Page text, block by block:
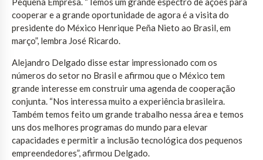
cooperar e a grande oportunidade de agora é a visita do
presidente do México Henrique Peña Nieto ao Brasil, em
março”, lembra José Ricardo.
Alejandro Delgado disse estar impressionado com os
números do setor no Brasil e afirmou que o México tem
grande interesse em construir uma agenda de cooperação
conjunta. “Nos interessa muito a experiência brasileira.
Também temos feito um grande trabalho nessa área e temos
uns dos melhores programas do mundo para elevar
capacidades e permitir a inclusão tecnológica dos pequenos
empreendedores”, afirmou Delgado.